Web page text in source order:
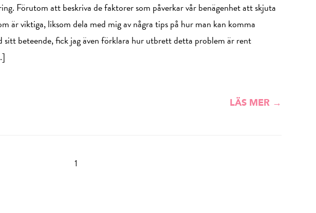
Förutom att beskriva de faktorer som påverkar vår benägenhet att skjuta
är viktiga, liksom dela med mig av några tips på hur man kan komma
beteende, fick jag även förklara hur utbrett detta problem är rent
LÄS MER →
1